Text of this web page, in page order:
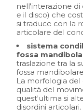
nell'interazione
e il disco) che
si traduce con la
articolare del
sistema
fossa
traslazione tra la
fossa
La morfologia
qualità del
quest'ultima si
disordini articolari.